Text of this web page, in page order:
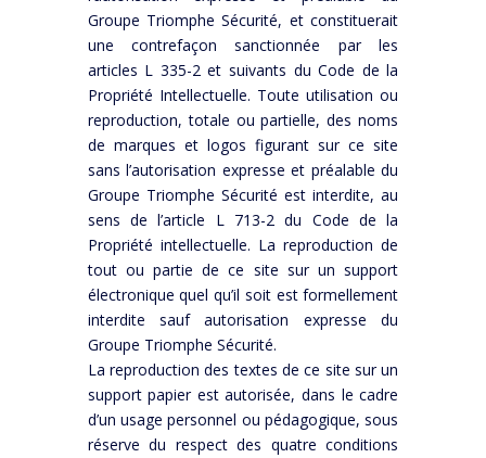
Groupe Triomphe Sécurité, et constituerait
une contrefaçon sanctionnée par les
articles L 335-2 et suivants du Code de la
Propriété Intellectuelle. Toute utilisation ou
reproduction, totale ou partielle, des noms
de marques et logos figurant sur ce site
sans l’autorisation expresse et préalable du
Groupe Triomphe Sécurité est interdite, au
sens de l’article L 713-2 du Code de la
Propriété intellectuelle. La reproduction de
tout ou partie de ce site sur un support
électronique quel qu’il soit est formellement
interdite sauf autorisation expresse du
Groupe Triomphe Sécurité.
La reproduction des textes de ce site sur un
support papier est autorisée, dans le cadre
d’un usage personnel ou pédagogique, sous
réserve du respect des quatre conditions